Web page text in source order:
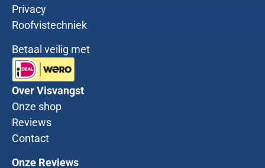
Privacy
Roofvistechniek
Betaal veilig met
Over Visvangst
Onze shop
Reviews
Contact
Onze Reviews